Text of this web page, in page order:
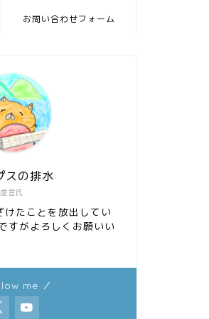
お問い合わせフォーム
虚言氏
スの排水
たことを放出してい
すがよろしくお願いい
me ／